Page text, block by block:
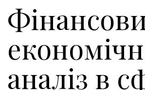
аналіз в